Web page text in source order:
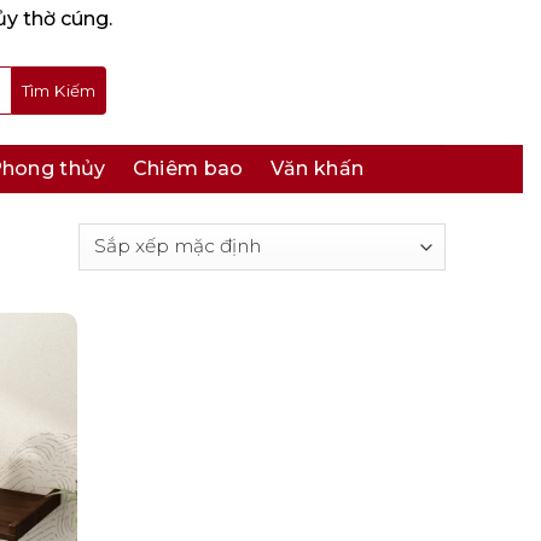
thờ cúng.
thủy Chiêm bao Văn khấn